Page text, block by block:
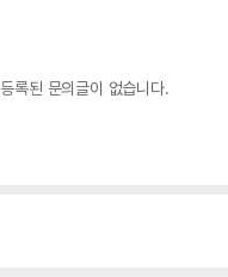
등록된 문의글이 없습니다.